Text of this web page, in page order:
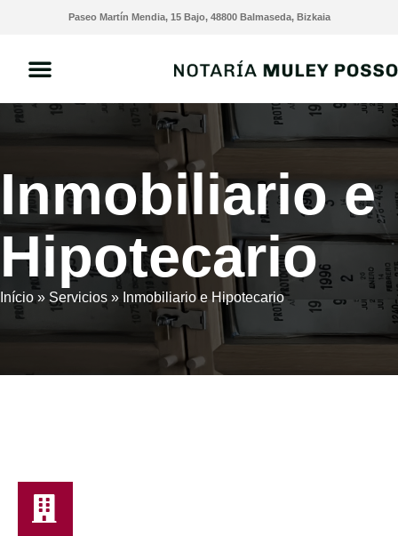
Paseo Martín Mendia, 15 Bajo, 48800 Balmaseda, Bizkaia
Inmobiliario e
Hipotecario
Início » Servicios » Inmobiliario e Hipotecario